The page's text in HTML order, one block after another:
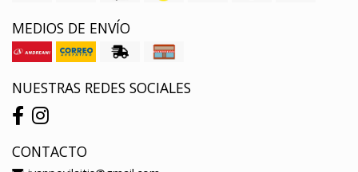
MEDIOS DE ENVÍO
NUESTRAS REDES SOCIALES
CONTACTO